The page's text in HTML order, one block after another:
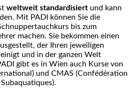
weltweit standardisiert und kann
Mit PADI können Sie die
bis zum
machen. Sie bekommen einen
der Ihren jeweiligen
und in der ganzen Welt
gibt es in Wien auch Kurse von
und CMAS (Confédération